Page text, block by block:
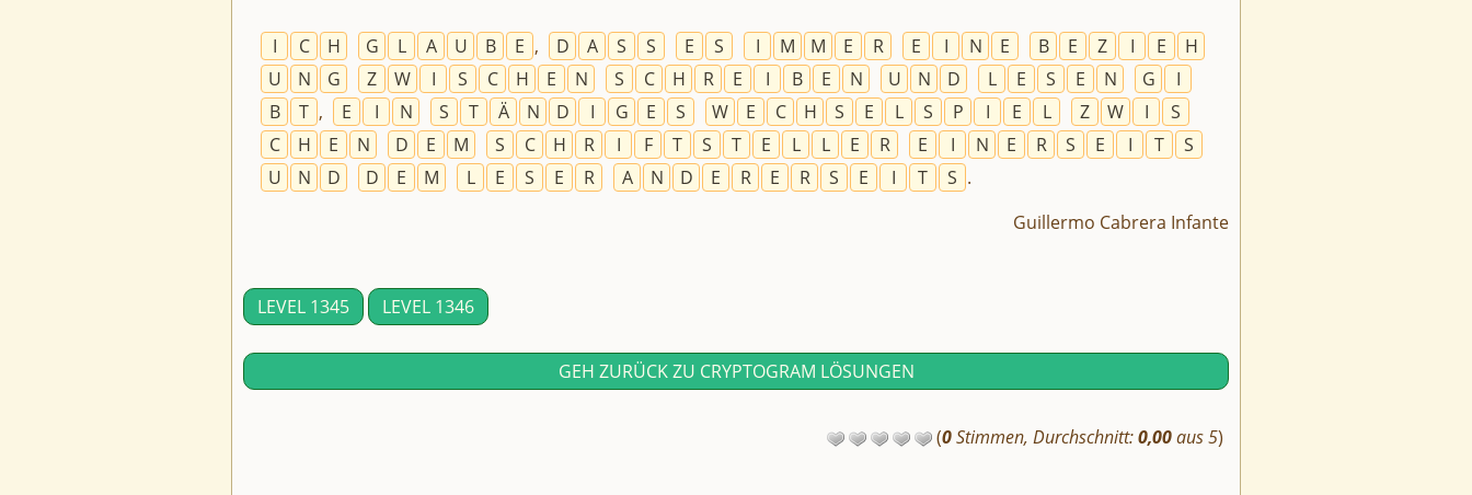
I C H G L A U B E , D A S S E S I M M E R E I N E B E Z I E
H
U
N G Z W I S C H E N S C H R E I B E N U N D L E S E N G
I
B
T , E I N S T Ä N D I G E S W E C H S E L S P I E L Z W I
S
C
H E N D E M S C H R I F T S T E L L E R E I N E R S E I T
S
U
N D D E M L E S E R A N D E R E R S E I T S .
Guillermo Cabrera Infante
LEVEL 1345 LEVEL 1346
GEH ZURÜCK ZU CRYPTOGRAM LÖSUNGEN
(0Stimmen, Durchschnitt:0,00aus 5)